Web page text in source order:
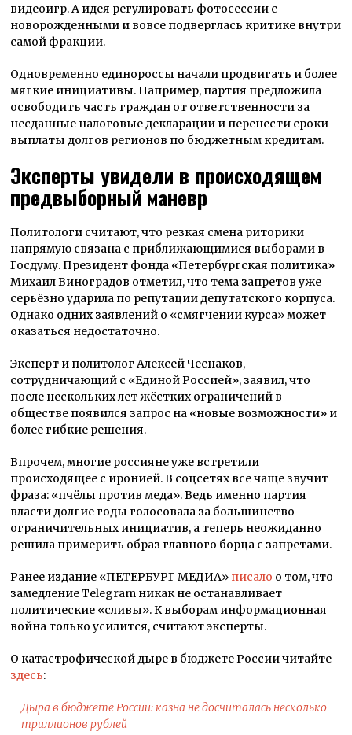
видеоигр. А идея регулировать фотосессии с
новорожденными и вовсе подверглась критике внутри
самой фракции.
Одновременно единороссы начали продвигать и более
мягкие инициативы. Например, партия предложила
освободить часть граждан от ответственности за
несданные налоговые декларации и перенести сроки
выплаты долгов регионов по бюджетным кредитам.
Эксперты увидели в происходящем
предвыборный маневр
Политологи считают, что резкая смена риторики
напрямую связана с приближающимися выборами в
Госдуму. Президент фонда «Петербургская политика»
Михаил Виноградов отметил, что тема запретов уже
серьёзно ударила по репутации депутатского корпуса.
Однако одних заявлений о «смягчении курса» может
оказаться недостаточно.
Эксперт и политолог Алексей Чеснаков,
сотрудничающий с «Единой Россией», заявил, что
после нескольких лет жёстких ограничений в
обществе появился запрос на «новые возможности» и
более гибкие решения.
Впрочем, многие россияне уже встретили
происходящее с иронией. В соцсетях все чаще звучит
фраза: «пчёлы против меда». Ведь именно партия
власти долгие годы голосовала за большинство
ограничительных инициатив, а теперь неожиданно
решила примерить образ главного борца с запретами.
Ранее издание «ПЕТЕРБУРГ МЕДИА» писало о том, что
замедление Telegram никак не останавливает
политические «сливы». К выборам информационная
война только усилится, считают эксперты.
О катастрофической дыре в бюджете России читайте
здесь:
Дыра в бюджете России: казна не досчиталась несколько
триллионов рублей